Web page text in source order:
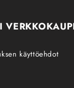
käyttöehdot